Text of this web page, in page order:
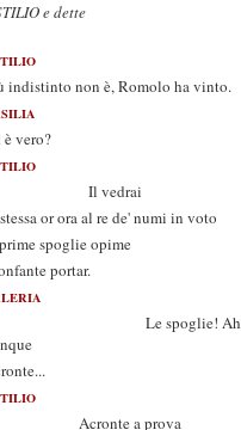
e dette
indistinto non è, Romolo ha vinto.
è vero?
vedrai
or ora al re de' numi in voto
spoglie opime
portar.
spoglie! Ah
a prova